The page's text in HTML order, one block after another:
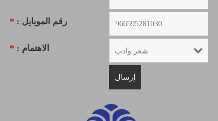
رقم الموبايل : *
الاهتمام : *